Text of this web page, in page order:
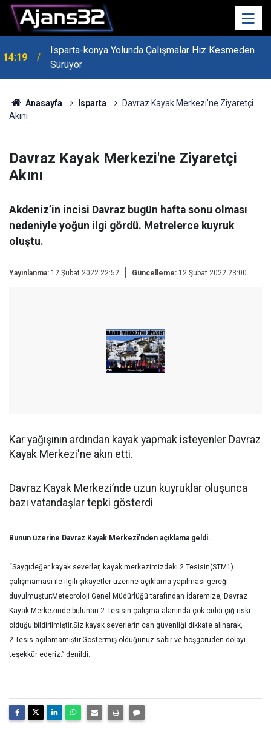
14:19
Isparta-konya Yolunda Çalışmalar Hız Kesmeden
Sürüyor
13:55
Isparta'nın Yatırım Dosyası Devletin Zirvesinde
Anasayfa Isparta
Davraz Kayak Merkezi'ne Ziyaretçi
Akını
Davraz Kayak Merkezi'ne Ziyaretçi
Akını
Akdeniz’in incisi Davraz bugün hafta sonu olması
nedeniyle yoğun ilgi gördü. Metrelerce kuyruk
oluştu.
Yayınlanma: 12 Şubat 2022 22:52 Güncelleme: 12 Şubat 2022 23:00
Kar yağışının ardından kayak yapmak isteyenler Davraz
Kayak Merkezi'ne akın etti.
Davraz Kayak Merkezi’nde uzun kuyruklar oluşunca
bazı vatandaşlar tepki gösterdi.
Bunun üzerine Davraz Kayak Merkezi’nden açıklama geldi.
“Saygıdeğer kayak severler, kayak merkezimizdeki 2.Tesisin(STM1)
çalışmaması ile ilgili şikayetler üzerine açıklama yapılması gereği
duyulmuştur;Meteoroloji Genel Müdürlüğü tarafından İdaremize, Davraz
Kayak Merkezinde bulunan 2. tesisin çalışma alanında çok ciddi çığ riski
olduğu bildirilmiştir.Siz kayak severlerin can güvenliği dikkate alınarak,
2.Tesis açılamamıştır.Göstermiş olduğunuz sabır ve hoşgörüden dolayı
teşekkür ederiz.” denildi.